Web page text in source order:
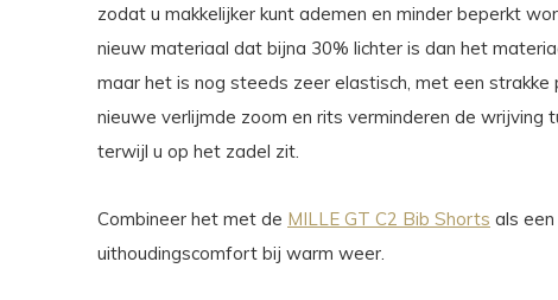
zodat u makkelijker kunt ademen en minder beperkt
nieuw materiaal dat bijna 30% lichter is dan het
maar het is nog steeds zeer elastisch, met een
nieuwe verlijmde zoom en rits verminderen de wrijving
terwijl u op het zadel zit.
Combineer het met de MILLE GT C2 Bib Shorts als
uithoudingscomfort bij warm weer.